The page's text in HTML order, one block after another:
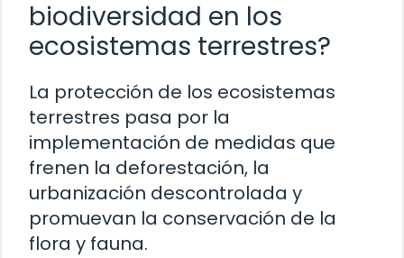
biodiversidad en los
ecosistemas terrestres?
La protección de los ecosistemas
terrestres pasa por la
implementación de medidas que
frenen la deforestación, la
urbanización descontrolada y
promuevan la conservación de la
flora y fauna.